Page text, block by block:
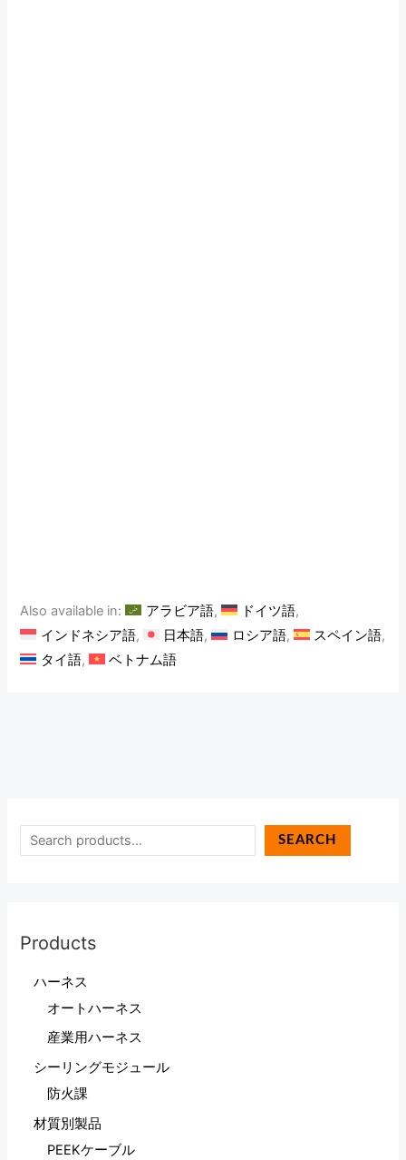
SEARCH
Products
ハーネス
オートハーネス
産業用ハーネス
シーリングモジュール
防火課
材質別製品
PEEKケーブル
Also available in: アラビア語
ドイツ語
インドネシア語
日本語 ロシア語
スペイン語
タイ語
ベトナム語